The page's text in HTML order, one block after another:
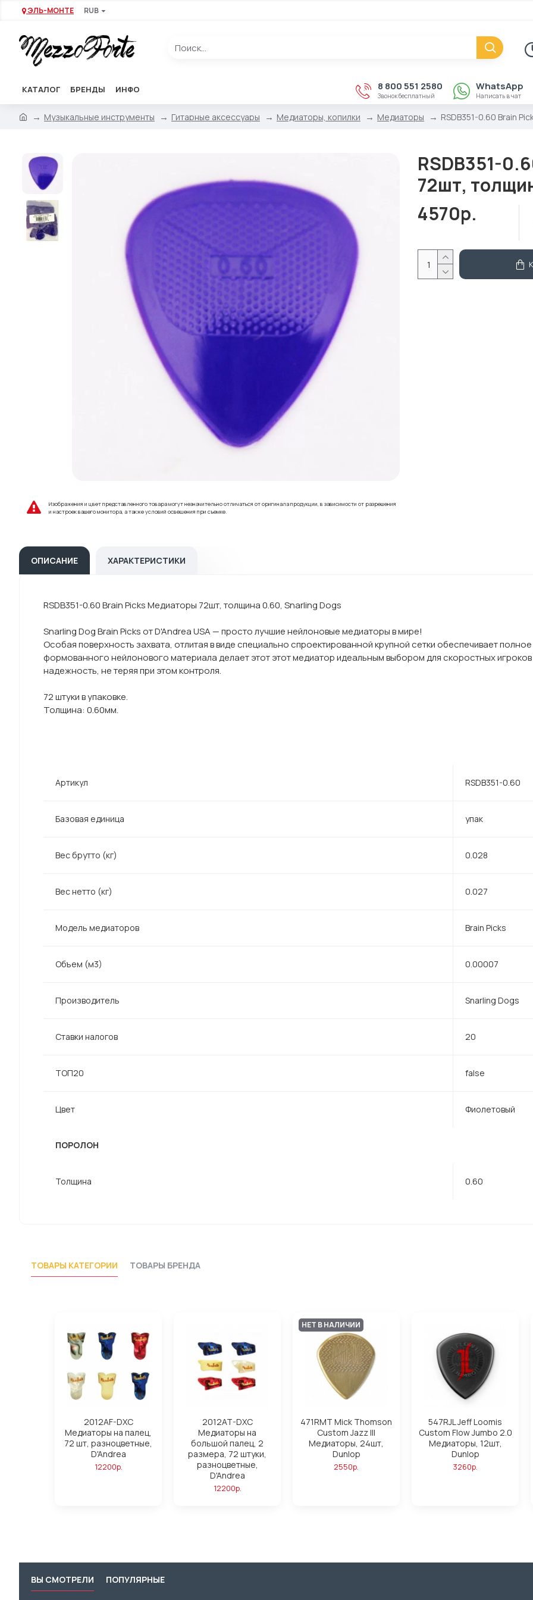
ЭЛЬ-МОНТЕ RUB
КАТАЛОГ БРЕНДЫ ИНФО 8 800 551 2580
Звонок бесплатный
WhatsApp
Написать в чат
Музыкальные инструменты Гитарные аксессуары Медиаторы, копилки Медиаторы RSDB351-0.60 Brain
Изображения и цвет представленного товара могут незначительно отличаться от оригинала продукции, в зависимости от разрешения
и настроек вашего монитора, а также условий освещения при съемке.
RSDB351-
72шт,
4570р.
ОПИСАНИЕ ХАРАКТЕРИСТИКИ
RSDB351-0.60 Brain Picks Медиаторы 72шт, толщина 0.60, Snarling Dogs
Snarling Dog Brain Picks от D'Andrea USA — просто лучшие нейлоновые медиаторы в мире!
Особая поверхность захвата, отлитая в виде специально спроектированной крупной сетки обеспечивает
формованного нейлонового материала делает этот этот медиатор идеальным выбором для скоростных игроков
надежность, не теряя при этом контроля.
72 штуки в упаковке.
Толщина: 0.60мм.
Артикул RSDB351-0.60
Базовая единица упак
Вес брутто (кг) 0.028
Вес нетто (кг) 0.027
Модель медиаторов Brain Picks
Объем (м3) 0.00007
Производитель Snarling Dogs
Ставки налогов 20
ТОП20 false
Цвет Фиолетовый
ПОРОЛОН
Толщина 0.60
ТОВАРЫ КАТЕГОРИИ ТОВАРЫ БРЕНДА
2012AF-DXC
Медиаторы на палец,
72 шт, разноцветные,
D'Andrea
12200р.
2012AT-DXC
Медиаторы на
большой палец, 2
размера, 72 штуки,
разноцветные,
D'Andrea
12200р.
НЕТ В НАЛИЧИИ
471RMT Mick Thomson
Custom Jazz III
Медиаторы, 24шт,
Dunlop
2550р.
547RJL Jeff Loomis
Custom Flow Jumbo 2.0
Медиаторы, 12шт,
Dunlop
3260р.
ВЫ СМОТРЕЛИ ПОПУЛЯРНЫЕ